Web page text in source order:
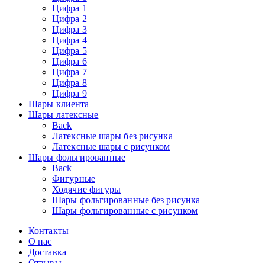
Цифра 1
Цифра 2
Цифра 3
Цифра 4
Цифра 5
Цифра 6
Цифра 7
Цифра 8
Цифра 9
Шары клиента
Шары латексные
Back
Латексные шары без рисунка
Латексные шары с рисунком
Шары фольгированные
Back
Фигурные
Ходячие фигуры
Шары фольгированные без рисунка
Шары фольгированные с рисунком
Контакты
О нас
Доставка